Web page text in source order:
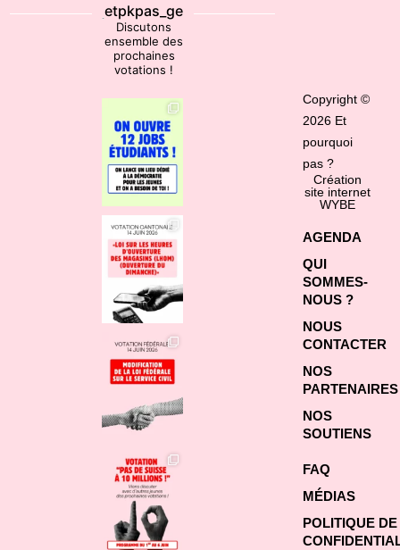
etpkpas_ge
Discutons
ensemble des
prochaines
votations !
Copyright ©
2026 Et
pourquoi
pas ?
Création
site internet
WYBE
AGENDA
QUI
SOMMES-
NOUS ?
NOUS
CONTACTER
NOS
PARTENAIRES
NOS
SOUTIENS
FAQ
MÉDIAS
POLITIQUE DE